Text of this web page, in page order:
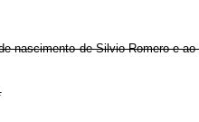
de Silvio Romero e